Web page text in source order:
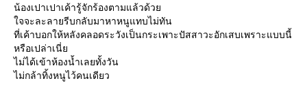
น้องเปาเปาเค้ารู้จักร้องตามแล้วด้ว
จจะละลายรีบกลับมาหาหนูแทบไม่ทัน
ที่เค้าบอกให้หลังคลอดระวังเป็นกระเพาะปัสสาวะอักเสบเพราะแบบนี้
หรือเปล่าเนี่
ไม่ได้เข้าห้องน้ำเลยทั้งวัน
ไม่กล้าทิ้งหนูไว้คนเดียว